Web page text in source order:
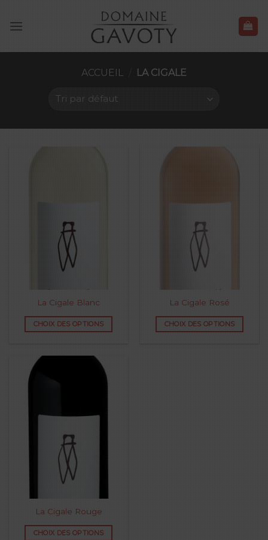
ACCUEIL LA CIGALE
La Cigale Blanc
CHOIX DES OPTIONS
La Cigale Rosé
CHOIX DES OPTIONS
La Cigale Rouge
CHOIX DES OPTIONS